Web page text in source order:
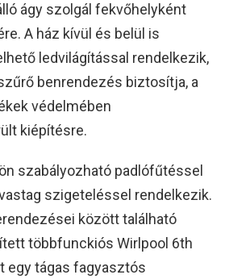
ágy szolgál fekvőhelyként
A ház kívül és belül is
ledvilágítással rendelkezik,
benrendezés biztosítja, a
védelmében
kiépítésre.
szabályozható padlófűtéssel
szigeteléssel rendelkezik.
között található
többfunckiós Wirlpool 6th
egy tágas fagyasztós